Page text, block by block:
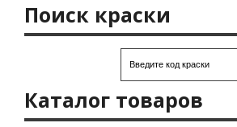
Поиск краски
Каталог товаров